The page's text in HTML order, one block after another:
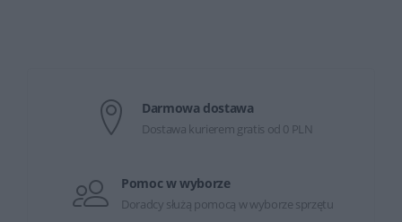
Darmowa dostawa
Dostawa kurierem gratis od 0 PLN
Pomoc w wyborze
Doradcy służą pomocą w wyborze sprzętu